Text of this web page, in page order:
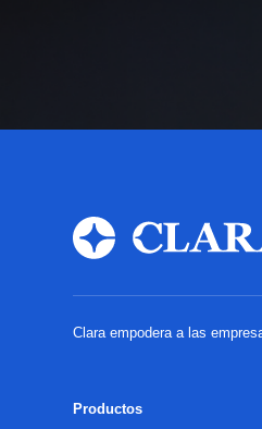
Clara empodera a las
Productos